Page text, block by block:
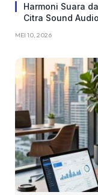
Harmoni Suara
Citra Sound
MEI 10, 2026